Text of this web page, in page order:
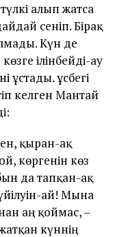
алып жатса
сеніп. Бірақ
Күн де
ілінбейді-ау
ұстады. Құсбегі
келген Мантай
қыран-ақ
көргенін көз
да тапқан-ақ
ай! Мына
аң қоймас, –
күннің